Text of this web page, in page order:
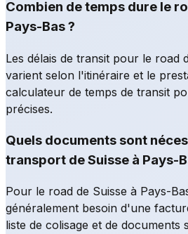
Combien de temps dure le
Pays-Bas ?
Les délais de transit pour le road
varient selon l'itinéraire et le
calculateur de temps de transit
précises.
Quels documents sont
transport de Suisse à Pays-
Pour le road de Suisse à Pays-
généralement besoin d'une
liste de colisage et de documents